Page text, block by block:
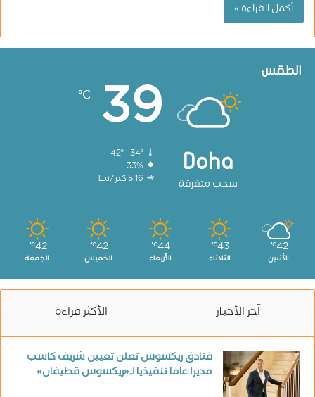
أكمل القراءة »
الطقس
Doha
سحب متفرقة
39
℃
33%
5.16 كم/سا
42
℃
الأثنين
43
℃
الثلاثاء
44
℃
الأربعاء
42
℃
الخميس
42
℃
الجمعة
آخر الأخبار الأكثر قراءة
فنادق ريكسوس تعلن تعيين شريف كاسب
مديرا عاما تنفيذيا لـ«ريكسوس قطيفان»